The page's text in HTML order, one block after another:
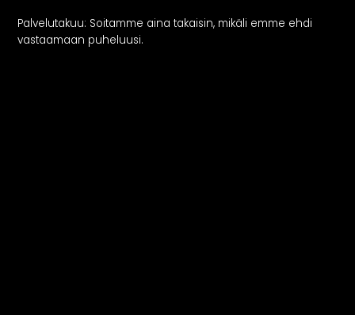
Palvelutakuu: Soitamme aina takaisin, mikäli emme ehdi
vastaamaan puheluusi.